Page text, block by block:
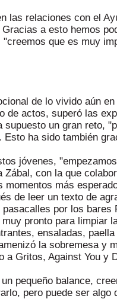
las relaciones con el
a esto hemos
que es muy
de lo vivido aún
de actos, superó las
supuesto un gran reto,
Esto ha sido también
jóvenes,
Zábal, con la que
momentos más
de leer un texto de
por los
pronto para limpiar
ensaladas,
la sobremesa y
a Gritos, Against You y
pequeño balance,
pero puede ser algo